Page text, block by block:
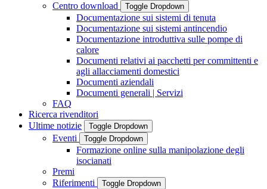
Centro download
Toggle Dropdown
Documentazione sui sistemi di tenuta
Documentazione sui sistemi antincendio
Documentazione introduttiva sulle pompe di
calore
Documenti relativi ai pacchetti per committenti e
agli allacciamenti domestici
Documenti aziendali
Documenti generali | Servizi
FAQ
Ricerca rivenditori
Ultime notizie
Toggle Dropdown
Eventi Toggle Dropdown
Formazione online sulla manipolazione degli
isocianati
Premi
Riferimenti
Toggle Dropdown